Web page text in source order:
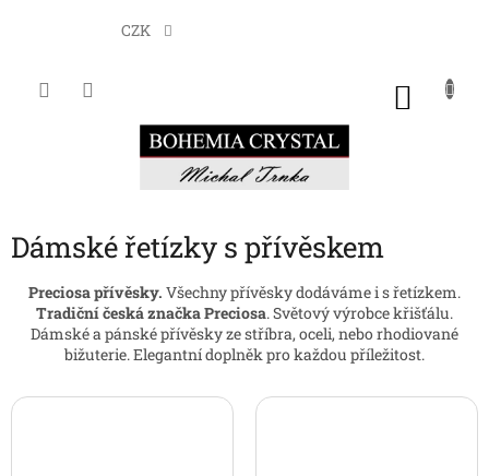
CZK
Dámské řetízky s přívěskem
Preciosa přívěsky. Všechny přívěsky dodáváme i s řetízkem.
Tradiční česká značka Preciosa. Světový výrobce křišťálu.
Dámské a pánské přívěsky ze stříbra, oceli, nebo rhodiované
bižuterie. Elegantní doplněk pro každou příležitost.